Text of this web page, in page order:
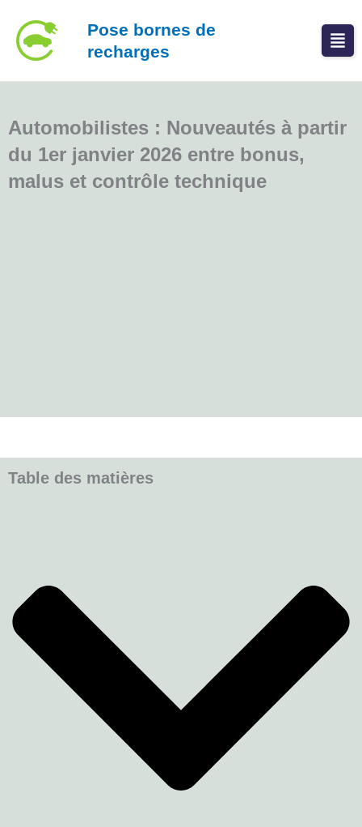
contenu
Pose bornes de
recharges
Automobilistes : Nouveautés à partir
du 1er janvier 2026 entre bonus,
malus et contrôle technique
Table des matières